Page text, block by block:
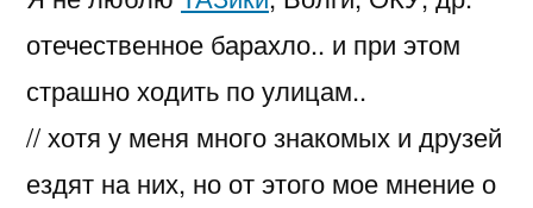
отечественное барахло.. и при этом
страшно ходить по улицам..
// хотя у меня много знакомых и друзей
ездят на них, но от этого мое мнение о